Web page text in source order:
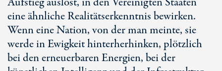
eine ähnliche Realitätserkenntnis bewirken.
Wenn eine Nation, von der man meinte, sie
werde in Ewigkeit hinterherhinken, plötzlich
bei den erneuerbaren Energien, bei der